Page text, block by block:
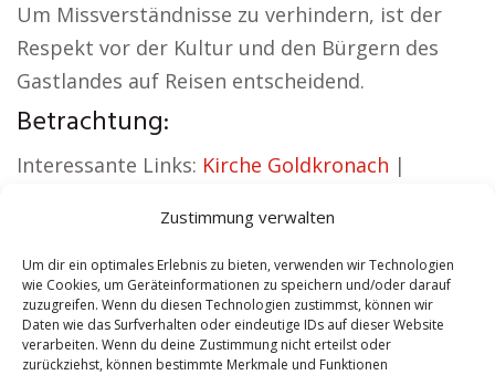
Zustimmung verwalten
Um dir ein optimales Erlebnis zu bieten, verwenden wir Technologien
wie Cookies, um Geräteinformationen zu speichern und/oder darauf
zuzugreifen. Wenn du diesen Technologien zustimmst, können wir
Daten wie das Surfverhalten oder eindeutige IDs auf dieser Website
verarbeiten. Wenn du deine Zustimmung nicht erteilst oder
zurückziehst, können bestimmte Merkmale und Funktionen
Um Missverständnisse zu verhindern, ist der
Respekt vor der Kultur und den Bürgern des
Gastlandes auf Reisen entscheidend.
Betrachtung:
Interessante Links: Kirche Goldkronach |
Sicherheitsdienst Goldkronach|Hauskauf
Goldkronach|Hundeschule Goldkronach|
Schamane Goldkronach
Contents [show]